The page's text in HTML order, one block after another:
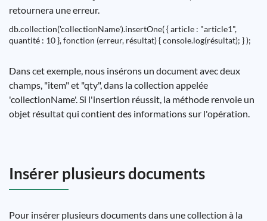
retournera une erreur.
db.collection('collectionName').insertOne( { article : "article1",
quantité : 10 }, fonction (erreur, résultat) { console.log(résultat); } );
Dans cet exemple, nous insérons un document avec deux
champs, "item" et "qty", dans la collection appelée
'collectionName'. Si l'insertion réussit, la méthode renvoie un
objet résultat qui contient des informations sur l'opération.
Insérer plusieurs documents
Pour insérer plusieurs documents dans une collection à la